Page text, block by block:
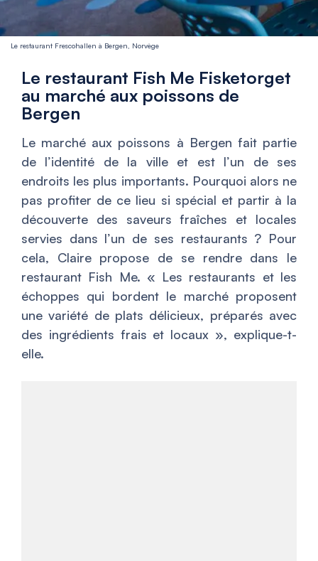
Le restaurant Frescohallen à Bergen, Norvège
Le restaurant Fish Me Fisketorget
au marché aux poissons de
Bergen
Le marché aux poissons à Bergen fait partie
de l’identité de la ville et est l’un de ses
endroits les plus importants. Pourquoi alors ne
pas profiter de ce lieu si spécial et partir à la
découverte des saveurs fraîches et locales
servies dans l’un de ses restaurants ? Pour
cela, Claire propose de se rendre dans le
restaurant Fish Me. « Les restaurants et les
échoppes qui bordent le marché proposent
une variété de plats délicieux, préparés avec
des ingrédients frais et locaux », explique-t-
elle.